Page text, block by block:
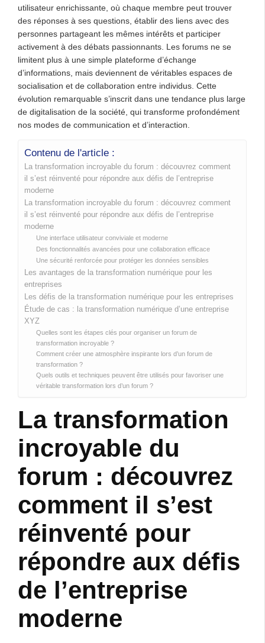
utilisateur enrichissante, où chaque membre peut trouver
des réponses à ses questions, établir des liens avec des
personnes partageant les mêmes intérêts et participer
activement à des débats passionnants. Les forums ne se
limitent plus à une simple plateforme d’échange
d’informations, mais deviennent de véritables espaces de
socialisation et de collaboration entre individus. Cette
évolution remarquable s’inscrit dans une tendance plus large
de digitalisation de la société, qui transforme profondément
nos modes de communication et d’interaction.
Contenu de l'article :
La transformation incroyable du forum : découvrez comment
il s’est réinventé pour répondre aux défis de l’entreprise
moderne
La transformation incroyable du forum : découvrez comment
il s’est réinventé pour répondre aux défis de l’entreprise
moderne
Une interface utilisateur conviviale et moderne
Des fonctionnalités avancées pour une collaboration efficace
Une sécurité renforcée pour protéger les données sensibles
Les avantages de la transformation numérique pour les
entreprises
Les défis de la transformation numérique pour les entreprises
Étude de cas : la transformation numérique d’une entreprise
XYZ
Quelles sont les étapes clés pour organiser un forum de
transformation incroyable ?
Comment créer une atmosphère inspirante lors d’un forum de
transformation ?
Quels outils et techniques peuvent être utilisés pour favoriser une
véritable transformation lors d’un forum ?
La transformation
incroyable du
forum : découvrez
comment il s’est
réinventé pour
répondre aux défis
de l’entreprise
moderne